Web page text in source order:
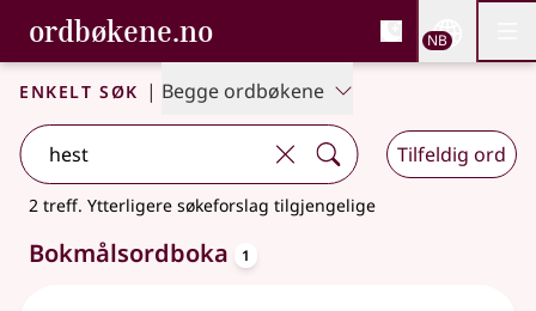
Gå til hovedinnhold
Tilgjengelighet
ordbøkene.no, Bokmålsordboka og
Bokmålsordboka og Nynorskordboka
NB
Enkelt søk | Begge ordbøkene
Tilfeldig ord
2 treff. Ytterligere søkeforslag tilgjengelige
Bokmålsordboka 1